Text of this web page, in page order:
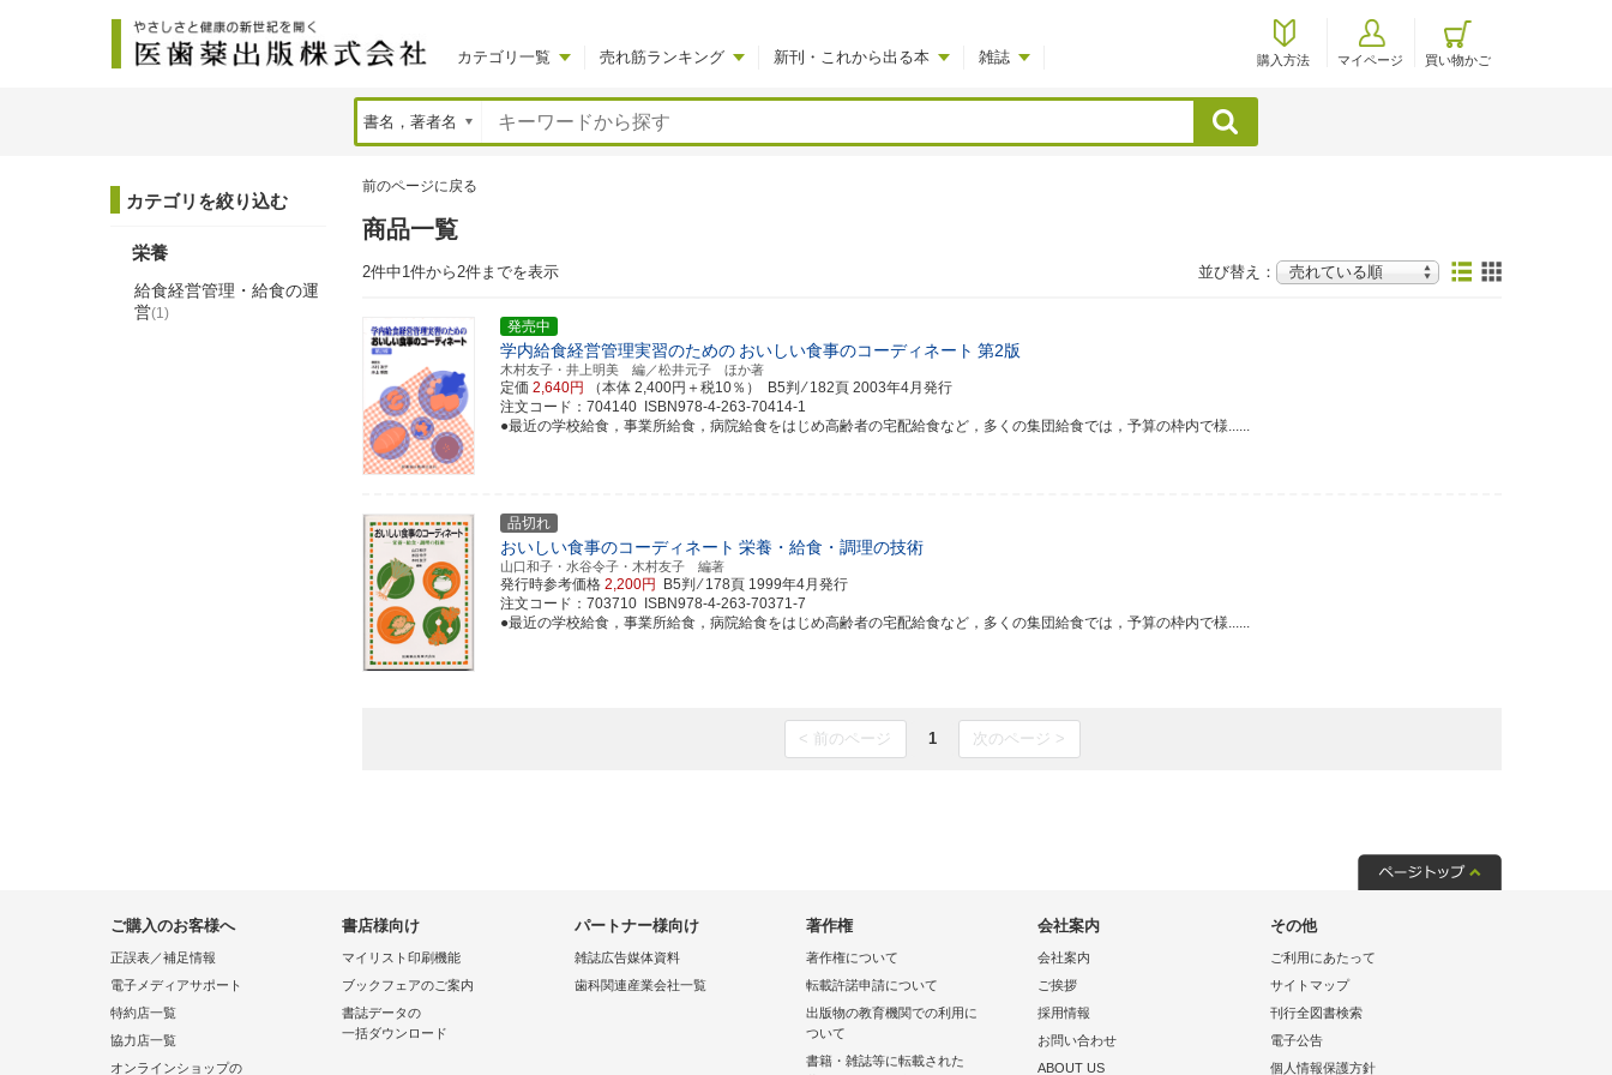
カテゴリ一覧 売れ筋ランキング 新刊・これから出る本 雑誌 購入方法 マイページ 買い物かご
検索
前のページに戻る
商品一覧
2件中1件から2件までを表示 並び替え：
発売中
学内給食経営管理実習のための おいしい食事のコーディネート 第2版
木村友子・井上明美 編／松井元子 ほか著
定価 2,640円 （本体 2,400円＋税10％） B5判 ⁄ 182頁 2003年4月発行
注文コード：704140 ISBN978-4-263-70414-1
●最近の学校給食，事業所給食，病院給食をはじめ高齢者の宅配給食など，多くの集団給食では，予算の枠内で様......
品切れ
おいしい食事のコーディネート 栄養・給食・調理の技術
山口和子・水谷令子・木村友子 編著
発行時参考価格 2,200円 B5判 ⁄ 178頁 1999年4月発行
注文コード：703710 ISBN978-4-263-70371-7
●最近の学校給食，事業所給食，病院給食をはじめ高齢者の宅配給食など，多くの集団給食では，予算の枠内で様......
< 前のページ 1 次のページ >
カテゴリを絞り込む
栄養
給食経営管理・給食の運
営(1)
ご購入のお客様へ
正誤表／補足情報
電子メディアサポート
特約店一覧
協力店一覧
オンラインショップの
書店様向け
マイリスト印刷機能
ブックフェアのご案内
書誌データの
一括ダウンロード
パートナー様向け
雑誌広告媒体資料
歯科関連産業会社一覧
著作権
著作権について
転載許諾申請について
出版物の教育機関での利用に
ついて
書籍・雑誌等に転載された
会社案内
会社案内
ご挨拶
採用情報
お問い合わせ
ABOUT US
その他
ご利用にあたって
サイトマップ
刊行全図書検索
電子公告
個人情報保護方針